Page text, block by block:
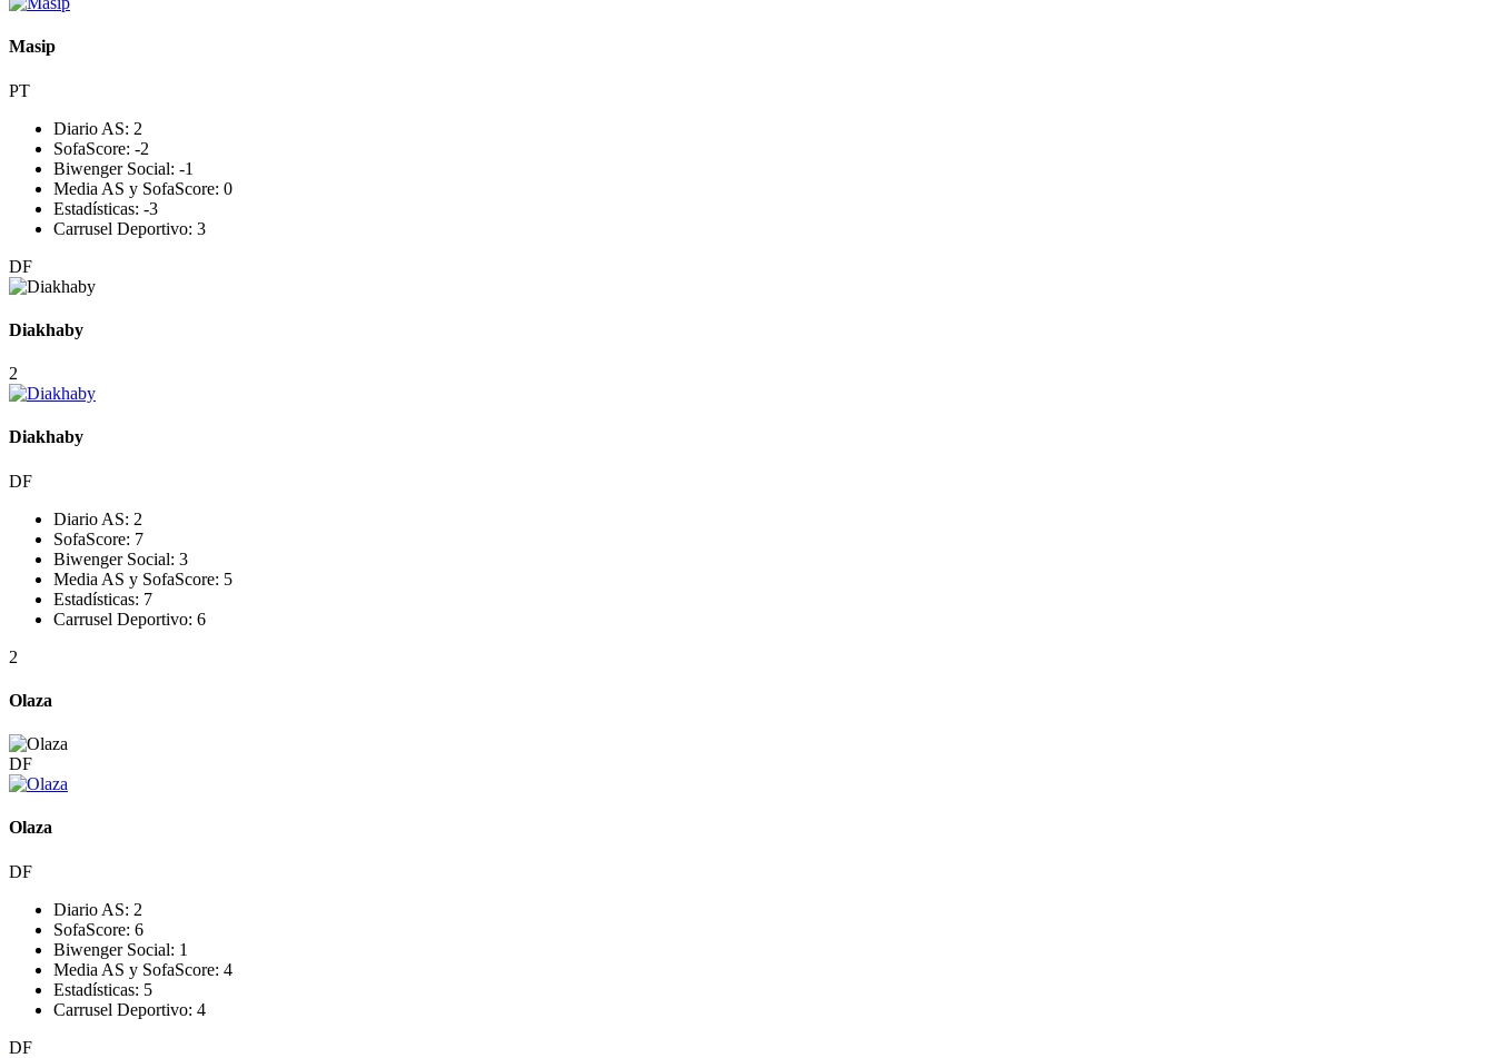
Masip
PT
Diario AS: 2
SofaScore: -2
Biwenger Social: -1
Media AS y SofaScore: 0
Estadísticas: -3
Carrusel Deportivo: 3
DF
Diakhaby
2
Diakhaby
DF
Diario AS: 2
SofaScore: 7
Biwenger Social: 3
Media AS y SofaScore: 5
Estadísticas: 7
Carrusel Deportivo: 6
2
Olaza
DF
Olaza
DF
Diario AS: 2
SofaScore: 6
Biwenger Social: 1
Media AS y SofaScore: 4
Estadísticas: 5
Carrusel Deportivo: 4
DF